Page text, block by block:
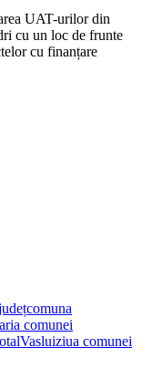
UAT-urilor din
cu un loc de frunte
cu finanțare
comuna
comunei
Vasluiziua comunei